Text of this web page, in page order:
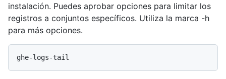
instalación. Puedes aprobar opciones para limitar los
registros a conjuntos específicos. Utiliza la marca -h
para más opciones.